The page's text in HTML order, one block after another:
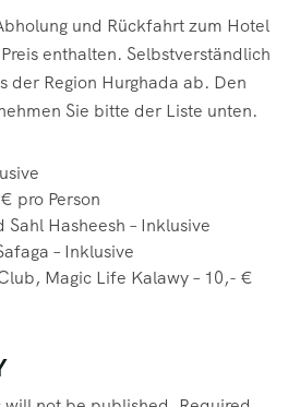
und Rückfahrt zum Hotel
enthalten. Selbstverständlich
der Region Hurghada ab. Den
Sie bitte der Liste unten.
pro Person
Hasheesh – Inklusive
– Inklusive
Magic Life Kalawy – 10,- €